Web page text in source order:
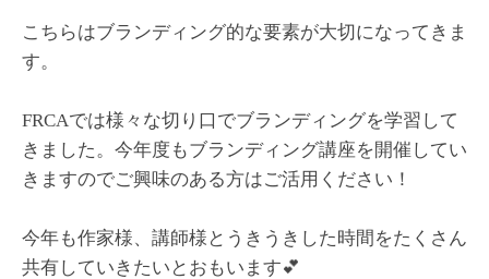
こちらはブランディング的な要素が大切になってきま
す。
FRCAでは様々な切り口でブランディングを学習して
きました。今年度もブランディング講座を開催してい
きますのでご興味のある方はご活用ください！
今年も作家様、講師様とうきうきした時間をたくさん
共有していきたいとおもいます💕